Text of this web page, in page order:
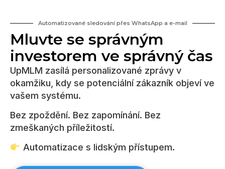
Automatizované sledování přes WhatsApp a e-mail
Mluvte se správným
investorem ve správný čas
UpMLM zasílá personalizované zprávy v
okamžiku, kdy se potenciální zákazník objeví ve
vašem systému.
Bez zpoždění. Bez zapomínání. Bez
zmeškaných příležitostí.
Automatizace s lidským přístupem.